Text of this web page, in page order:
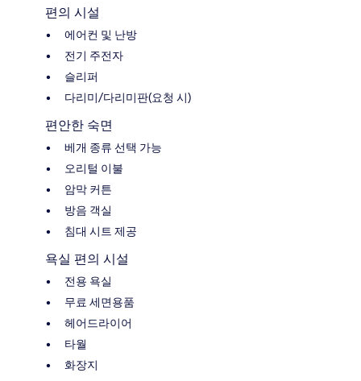
편의 시설
에어컨 및 난방
전기 주전자
슬리퍼
다리미/다리미판(요청 시)
편안한 숙면
베개 종류 선택 가능
오리털 이불
암막 커튼
방음 객실
침대 시트 제공
욕실 편의 시설
전용 욕실
무료 세면용품
헤어드라이어
타월
화장지